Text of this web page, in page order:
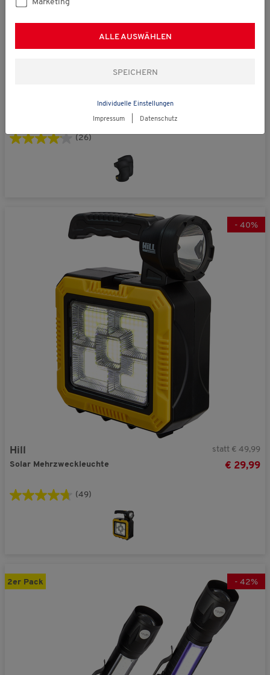
(26)
- 40%
Hill
Solar Mehrzweckleuchte
statt € 49,99
€ 29,99
(49)
2er Pack - 42%
Marketing
ALLE AUSWÄHLEN
Individuelle Einstellungen
Impressum Datenschutz